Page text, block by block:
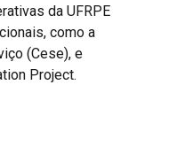
da UFRPE
como a
(Cese), e
Project.